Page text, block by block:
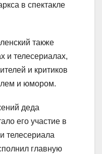
в спектакле
также
и телесериалах,
и критиков
и юмором.
деда
его участие в
телесериала
главную